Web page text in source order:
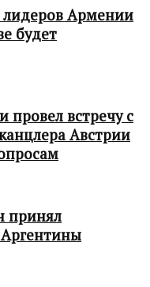
Армении
будет
провел встречу с
Австрии
принял